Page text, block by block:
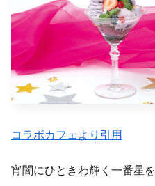
コラボカフェより引用
宵闇にひときわ輝く一番星